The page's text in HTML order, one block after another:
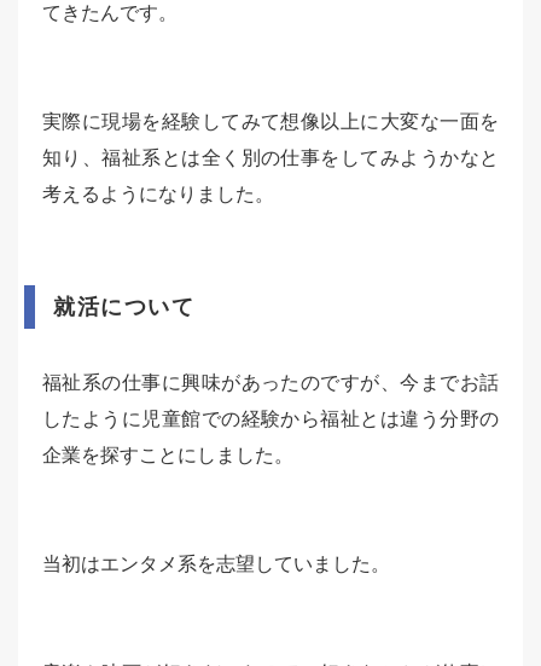
てきたんです。
実際に現場を経験してみて想像以上に大変な一面を
知り、福祉系とは全く別の仕事をしてみようかなと
考えるようになりました。
就活について
福祉系の仕事に興味があったのですが、今までお話
したように児童館での経験から福祉とは違う分野の
企業を探すことにしました。
当初はエンタメ系を志望していました。